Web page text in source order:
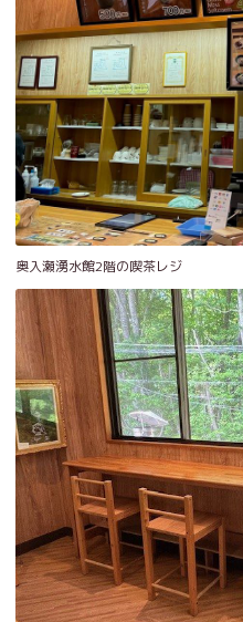
奥入瀬湧水館2階の喫茶レジ